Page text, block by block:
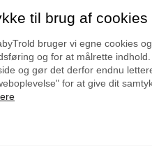
til brug af cookies
bruger vi egne cookies
og for at målrette
og gør det derfor endnu
for at give dit
legetøjsbiler. Den fungerer
måtter kan kombineres til én stor